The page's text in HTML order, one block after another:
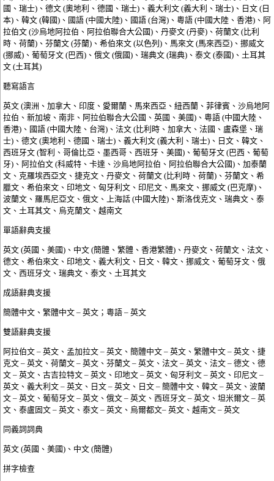
國、瑞士)、德文 (奧地利、德國、瑞士)、義大利文 (義大利、瑞士)、日文 (日
本)、韓文 (韓國)、國語 (中國大陸)、國語 (台灣)、粵語 (中國大陸、香港)、阿
拉伯文 (沙烏地阿拉伯、阿拉伯聯合大公國)、丹麥文 (丹麥)、荷蘭文 (比利
時、荷蘭)、芬蘭文 (芬蘭)、希伯來文 (以色列)、馬來文 (馬來西亞)、挪威文
(挪威)、葡萄牙文 (巴西)、俄文 (俄國)、瑞典文 (瑞典)、泰文 (泰國)、土耳其
文 (土耳其)
聽寫語言
英文 (澳洲、加拿大、印度、愛爾蘭、馬來西亞、紐西蘭、菲律賓、沙烏地阿
拉伯、新加坡、南非、阿拉伯聯合大公國、英國、美國)、粵語 (中國大陸、
香港)、國語 (中國大陸、台灣)、法文 (比利時、加拿大、法國、盧森堡、瑞
士)、德文 (奧地利、德國、瑞士)、義大利文 (義大利、瑞士)、日文、韓文、
西班牙文 (智利、哥倫比亞、墨西哥、西班牙、美國)、葡萄牙文 (巴西、葡萄
牙)、阿拉伯文 (科威特、卡達、沙烏地阿拉伯、阿拉伯聯合大公國)、加泰蘭
文、克羅埃西亞文、捷克文、丹麥文、荷蘭文 (比利時、荷蘭)、芬蘭文、希
臘文、希伯來文、印地文、匈牙利文、印尼文、馬來文、挪威文 (巴克摩)、
波蘭文、羅馬尼亞文、俄文、上海話 (中國大陸)、斯洛伐克文、瑞典文、泰
文、土耳其文、烏克蘭文、越南文
單語辭典支援
英文 (英國、美國)、中文 (簡體、繁體、香港繁體)、丹麥文、荷蘭文、法文、
德文、希伯來文、印地文、義大利文、日文、韓文、挪威文、葡萄牙文、俄
文、西班牙文、瑞典文、泰文、土耳其文
成語辭典支援
簡體中文、繁體中文 – 英文；粵語 – 英文
雙語辭典支援
阿拉伯文 – 英文、孟加拉文 – 英文、簡體中文 – 英文、繁體中文 – 英文、捷
克文 – 英文、荷蘭文 – 英文、芬蘭文 – 英文、法文 – 英文、法文 – 德文、德
文 – 英文、古吉拉特文 – 英文、印地文 – 英文、匈牙利文 – 英文、印尼文 –
英文、義大利文 – 英文、日文 – 英文、日文 – 簡體中文、韓文 – 英文、波蘭
文 – 英文、葡萄牙文 – 英文、俄文 – 英文、西班牙文 – 英文、坦米爾文 – 英
文、泰盧固文 – 英文、泰文 – 英文、烏爾都文– 英文、越南文 – 英文
同義詞詞典
英文 (英國、美國)、中文 (簡體)
拼字檢查